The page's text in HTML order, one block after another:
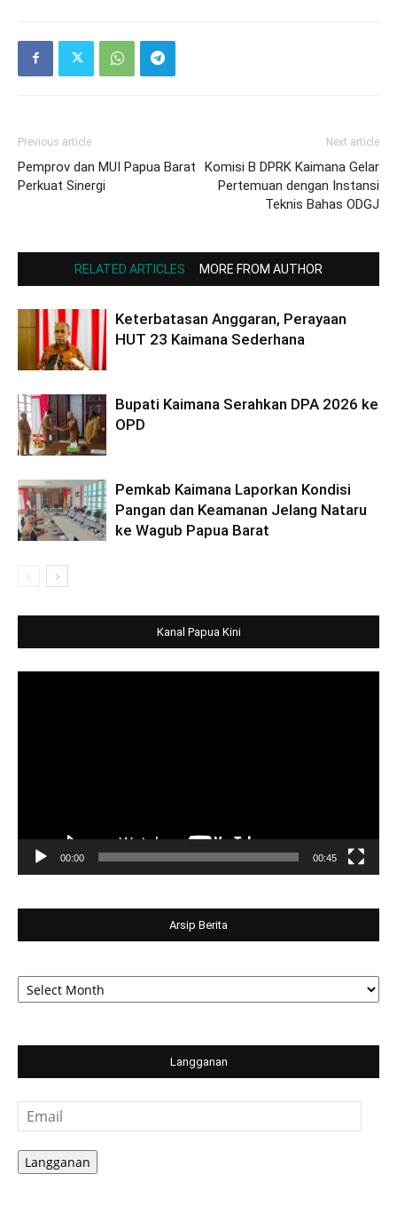
Previous article
Pemprov dan MUI Papua Barat
Perkuat Sinergi
Next article
Komisi B DPRK Kaimana Gelar
Pertemuan dengan Instansi
Teknis Bahas ODGJ
RELATED ARTICLES MORE FROM AUTHOR
Keterbatasan Anggaran, Perayaan
HUT 23 Kaimana Sederhana
Bupati Kaimana Serahkan DPA 2026 ke
OPD
Pemkab Kaimana Laporkan Kondisi
Pangan dan Keamanan Jelang Nataru
ke Wagub Papua Barat
Kanal Papua Kini
00:00 00:45
Arsip Berita
Arsip
Berita
Langganan
Email
Langganan